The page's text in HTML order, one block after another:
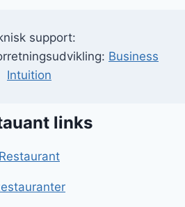
support:
Business
Intuition
links
Restaurant